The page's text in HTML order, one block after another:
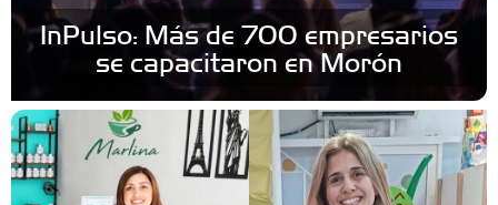
InPulso: Más de 700 empresarios
se capacitaron en Morón